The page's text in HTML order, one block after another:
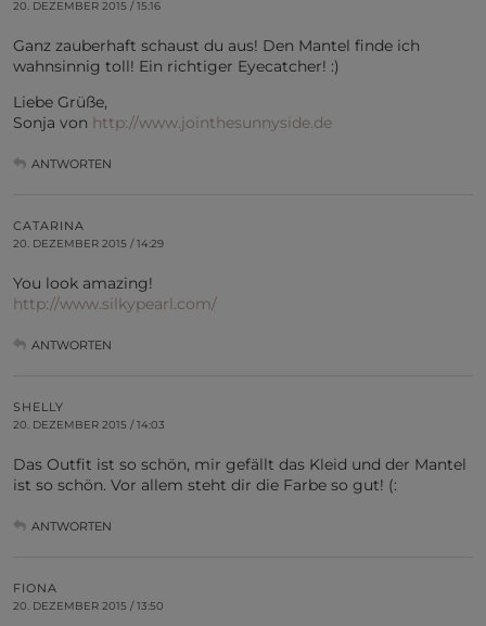
20. DEZEMBER 2015 / 15:16
Ganz zauberhaft schaust du aus! Den Mantel finde ich
wahnsinnig toll! Ein richtiger Eyecatcher! :)
Liebe Grüße,
Sonja von http://www.jointhesunnyside.de
ANTWORTEN
CATARINA
20. DEZEMBER 2015 / 14:29
You look amazing!
http://www.silkypearl.com/
ANTWORTEN
SHELLY
20. DEZEMBER 2015 / 14:03
Das Outfit ist so schön, mir gefällt das Kleid und der Mantel
ist so schön. Vor allem steht dir die Farbe so gut! (:
ANTWORTEN
FIONA
20. DEZEMBER 2015 / 13:50